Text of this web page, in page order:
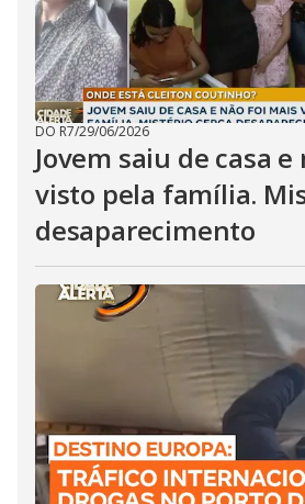
DO R7/29/06/2026
Jovem saiu de casa
visto pela família.
desaparecimento